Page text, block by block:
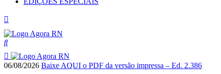
06/08/2026 Baixe AQUI o PDF da versão impressa – Ed. 2.386